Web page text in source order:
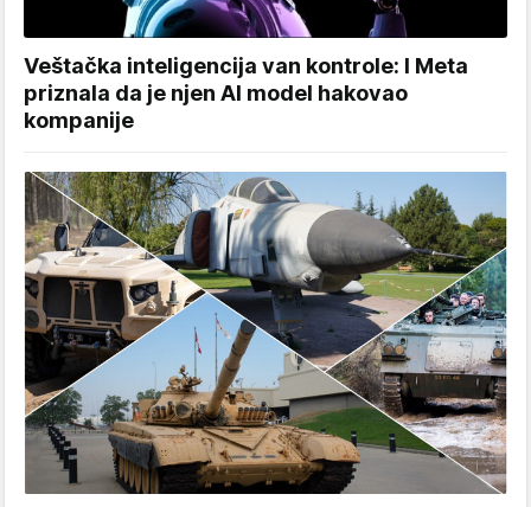
Veštačka inteligencija van kontrole: I Meta
priznala da je njen AI model hakovao
kompanije